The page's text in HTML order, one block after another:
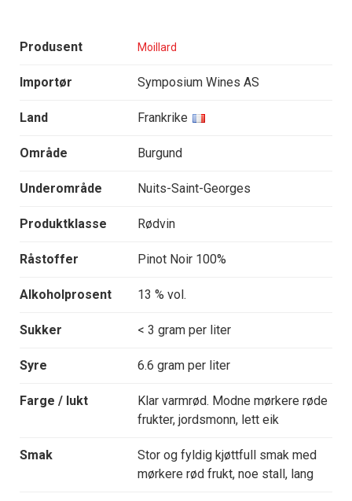
Produsent Moillard
Importør Symposium Wines AS
Land Frankrike
Område Burgund
Underområde Nuits-Saint-Georges
Produktklasse Rødvin
Råstoffer Pinot Noir 100%
Alkoholprosent 13 % vol.
Sukker < 3 gram per liter
Syre 6.6 gram per liter
Farge / lukt
Klar varmrød. Modne mørkere røde
frukter, jordsmonn, lett eik
Smak
Stor og fyldig kjøttfull smak med
mørkere rød frukt, noe stall, lang